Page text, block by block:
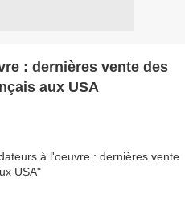
: dernières vente des
aux USA